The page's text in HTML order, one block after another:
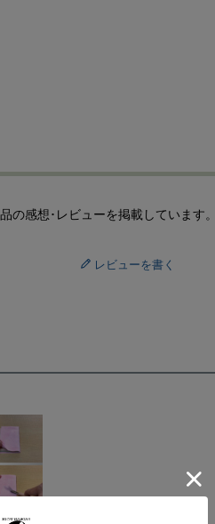
の感想･レビューを掲載しています
レビューを書く